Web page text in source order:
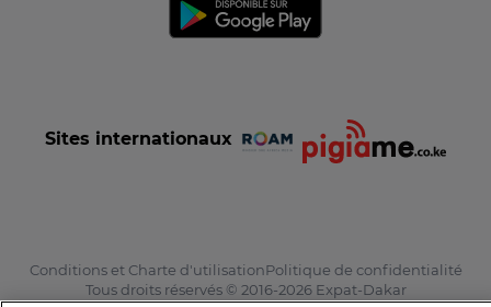
Sites internationaux
Conditions et Charte d'utilisationPolitique de confidentialité
Tous droits réservés © 2016-2026 Expat-Dakar